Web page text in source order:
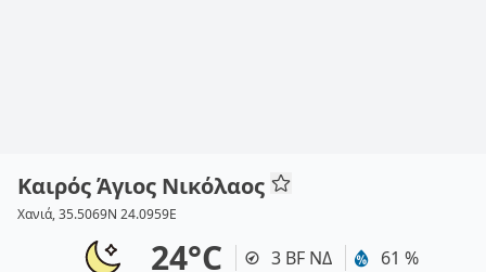
Καιρός Άγιος Νικόλαος
Χανιά, 35.5069N 24.0959E
24°C 3 BF ΝΔ 61 %